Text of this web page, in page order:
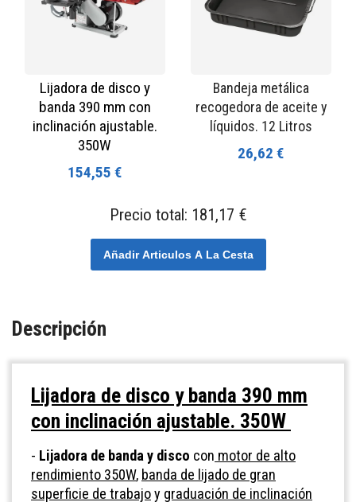
Lijadora de disco y
banda 390 mm con
inclinación ajustable.
350W
154,55 €
Bandeja metálica
recogedora de aceite y
líquidos. 12 Litros
26,62 €
Precio total: 181,17 €
Añadir Articulos A La Cesta
Descripción
Lijadora de disco y banda 390 mm
con inclinación ajustable. 350W
- Lijadora de banda y disco con motor de alto
rendimiento 350W, banda de lijado de gran
superficie de trabajoy graduación de inclinación